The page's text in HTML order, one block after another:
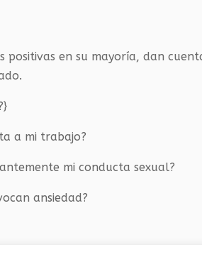
positivas en su mayoría, dan
a mi trabajo?
mi conducta sexual?
ansiedad?